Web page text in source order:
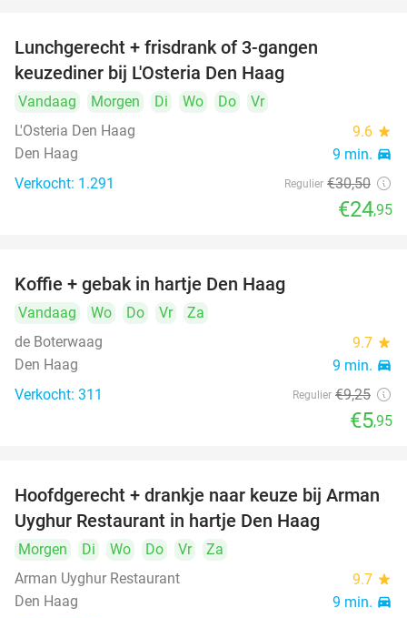
Lunchgerecht + frisdrank of 3-gangen
keuzediner bij L'Osteria Den Haag
Vandaag Morgen Di Wo Do
Vr
L'Osteria Den Haag
9.6 star
Den Haag 9 min. directions_car
Verkocht: 1.291 Regulier €30,50
€24,95
Koffie + gebak in hartje Den Haag
Vandaag Wo Do Vr
Za
de Boterwaag
9.7 star
Den Haag 9 min. directions_car
Verkocht: 311 Regulier €9,25
€5,95
30%
Hoofdgerecht + drankje naar keuze bij Arman
Uyghur Restaurant in hartje Den Haag
Morgen Di Wo Do Vr
Za
Arman Uyghur Restaurant
9.7 star
Den Haag 9 min. directions_car